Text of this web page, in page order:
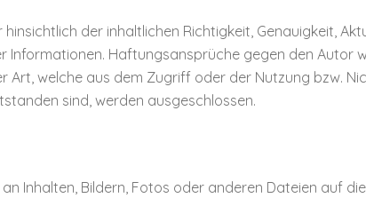
der inhaltlichen Richtigkeit, Genauigkeit,
Informationen. Haftungsansprüche gegen den Autor
Art, welche aus dem Zugriff oder der Nutzung bzw.
sind, werden ausgeschlossen.
Inhalten, Bildern, Fotos oder anderen Dateien auf